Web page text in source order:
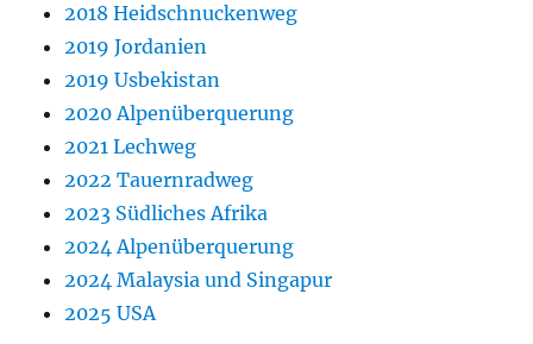
2018 Heidschnuckenweg
2019 Jordanien
2019 Usbekistan
2020 Alpenüberquerung
2021 Lechweg
2022 Tauernradweg
2023 Südliches Afrika
2024 Alpenüberquerung
2024 Malaysia und Singapur
2025 USA